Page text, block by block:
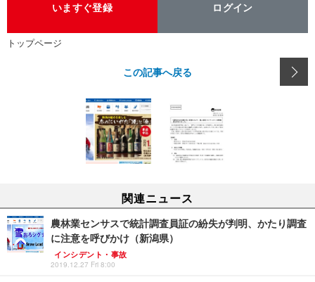
いますぐ登録 ログイン
トップページ
この記事へ戻る
関連ニュース
農林業センサスで統計調査員証の紛失が判明、かたり調査
に注意を呼びかけ（新潟県）
インシデント・事故
2019.12.27 Fri 8:00